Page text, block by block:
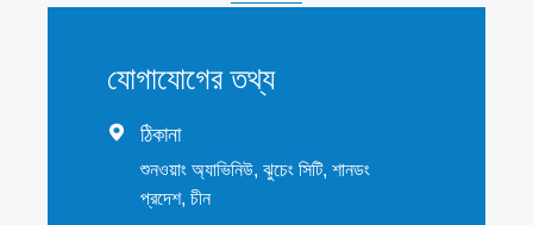
যোগাযোগের তথ্য
 ঠিকানা
শুনওয়াং অ্যাভিনিউ, ঝুচেং সিটি, শানডং
প্রদেশ, চীন